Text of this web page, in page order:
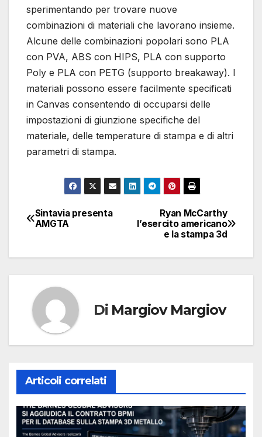
sperimentando per trovare nuove
combinazioni di materiali che lavorano insieme.
Alcune delle combinazioni popolari sono PLA
con PVA, ABS con HIPS, PLA con supporto
Poly e PLA con PETG (supporto breakaway). I
materiali possono essere facilmente specificati
in Canvas consentendo di occuparsi delle
impostazioni di giunzione specifiche del
materiale, delle temperature di stampa e di altri
parametri di stampa.
Navigazione
Ryan McCarthy
l’esercito americano
e la stampa 3d
Sintavia presenta
AMGTA
Di Margiov Margiov
Articoli correlati